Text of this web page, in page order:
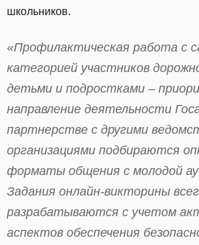
школьников.
«Профилактическая работа с
категорией участников
детьми и подростками –
направление деятельности
партнерстве с другими
организациями подбираются
форматы общения с молодой
Задания онлайн-викторины
разрабатываются с учетом
аспектов обеспечения